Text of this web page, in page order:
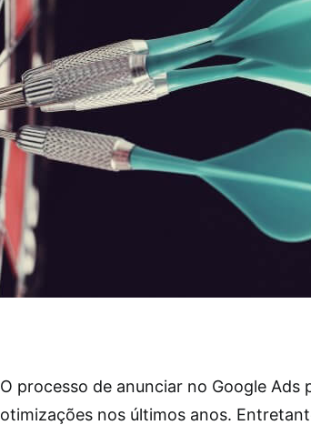
O processo de anunciar no Google Ads
otimizações nos últimos anos.